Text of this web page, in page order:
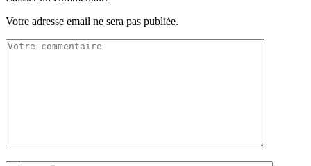
Votre adresse email ne sera pas publiée.